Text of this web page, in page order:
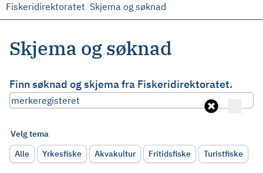
Fiskeridirektoratet Skjema og søknad
Skjema og søknad
Finn søknad og skjema fra Fiskeridirektoratet.
Velg tema
Alle
Yrkesfiske Akvakultur Fritidsfiske Turistfiske